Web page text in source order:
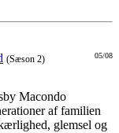
05/08
(Sæson 2)
Macondo
af familien
glemsel og